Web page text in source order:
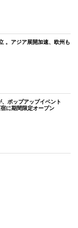
。アジア展開加速、欧州も
、ポップアップイベント
に期間限定オープン